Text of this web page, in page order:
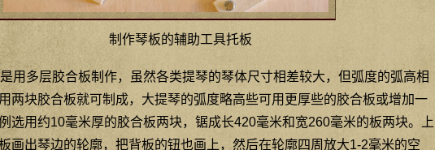
制作琴板的辅助工具托板
用多层胶合板制作，虽然各类提琴的琴体尺寸相差较大，但弧度的弧高相
两块胶合板就可制成，大提琴的弧度略高些可用更厚些的胶合板或增加一
选用约10毫米厚的胶合板两块，锯成长420毫米和宽260毫米的板两块。上
画出琴边的轮廓，把背板的钮也画上，然后在轮廓四周放大1-2毫米的空